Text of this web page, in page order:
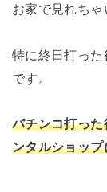
お家で見れち
特に終日打っ
です。
パチンコ打っ
ンタルショッ